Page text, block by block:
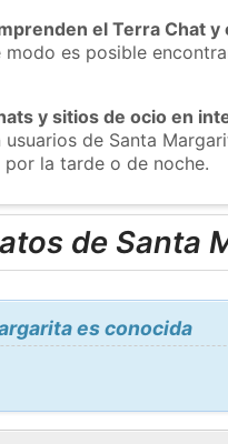
el Terra Chat y
modo es posible
y sitios de ocio en
de Santa
la tarde o de noche.
de Santa
es conocida